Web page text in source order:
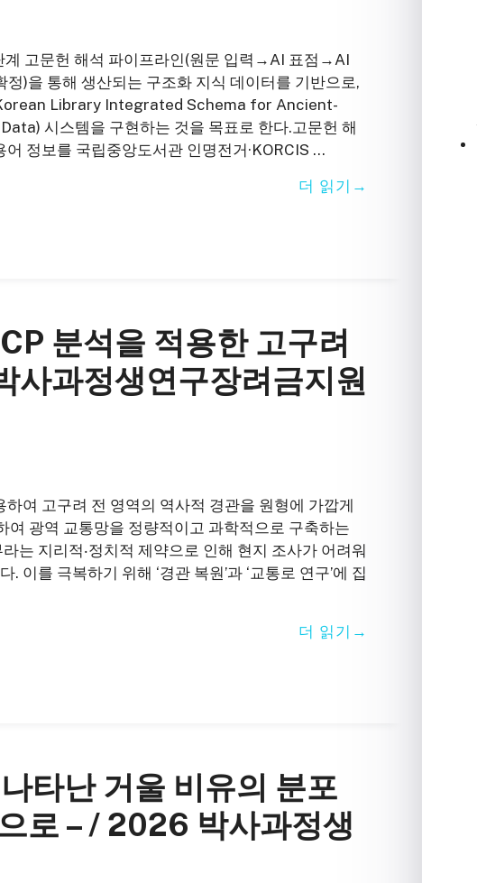
계 고문헌 해석 파이프라인(원문 입력→AI 표점→AI
)을 통해 생산되는 구조화 지식 데이터를 기반으로,
Library Integrated Schema for Ancient-
시스템을 구현하는 것을 목표로 한다.고문헌 해
어 정보를 국립중앙도서관 인명전거·KORCIS …
더 읽기
분석을 적용한 고구려
사과정생연구장려금지원
여 고구려 전 영역의 역사적 경관을 원형에 가깝게
광역 교통망을 정량적이고 과학적으로 구축하는
는 지리적‧정치적 제약으로 인해 현지 조사가 어려워
이를 극복하기 위해 ‘경관 복원’과 ‘교통로 연구’에 집
더 읽기
타난 거울 비유의 분포
로 – / 2026 박사과정생